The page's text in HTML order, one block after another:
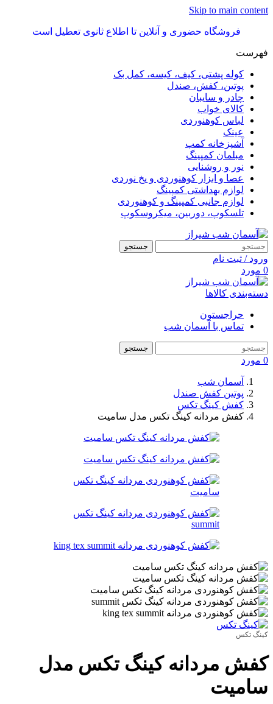
Skip to main content
فروشگاه حضوری و آنلاین تا اطلاع ثانوی تعطیل است
فهرست
کوله پشتی، کیف، کیسه، کمل بک
پوتین، کفش، صندل
چادر و سایبان
کالای خواب
لباس کوهنوردی
عینک
آشپزخانه کمپ
مبلمان کمپینگ
نور و روشنایی
عصا و ابزار کوهنوردی و یخ نوردی
لوازم بهداشتی کمپینگ
لوازم جانبی کمپینگ و کوهنوردی
تلسکوپ، دوربین، میکروسکوپ
جستجو
ورود / ثبت نام
0 مورد
دسته‌بندی کالاها
حراجستون
تماس با آسمان شب
جستجو
0 مورد
آسمان شب
پوتین کفش صندل
کفش کینگ تکس
کفش مردانه کینگ تکس مدل سامیت
کینگ تکس
کفش مردانه کینگ تکس مدل
سامیت